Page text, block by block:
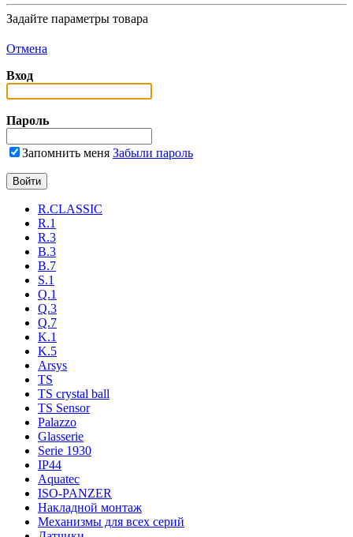
Задайте параметры товара
Отмена
Вход
Пароль
Запомнить меня Забыли пароль
R.CLASSIC
R.1
R.3
B.3
B.7
S.1
Q.1
Q.3
Q.7
K.1
K.5
Arsys
TS
TS crystal ball
TS Sensor
Palazzo
Glasserie
Serie 1930
IP44
Aquatec
ISO-PANZER
Накладной монтаж
Механизмы для всех серий